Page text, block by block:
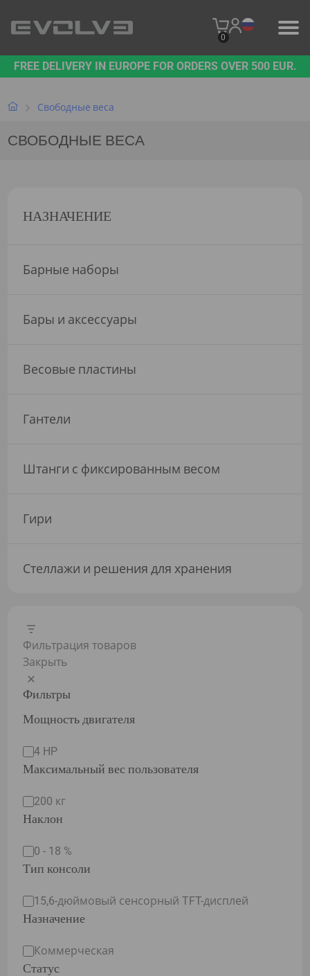
0
ПРОДУКЦИЯ
НАШ БРЕНД
СВЯЖИТЕСЬ С НАМИ
FREE DELIVERY IN EUROPE FOR ORDERS OVER 500 EUR.
Свободные веса
СВОБОДНЫЕ ВЕСА
НАЗНАЧЕНИЕ
Барные наборы
Бары и аксессуары
Весовые пластины
Гантели
Штанги с фиксированным весом
Гири
Стеллажи и решения для хранения
Фильтрация товаров
Закрыть
Фильтры
Мощность двигателя
Motor
power
4 HP
Максимальный вес пользователя
Max
user
200 кг
Наклон
Incline
0 - 18 %
Тип консоли
Console
type
15,6-дюймовый сенсорный TFT-дисплей
Назначение
Purpose
Коммерческая
Статус